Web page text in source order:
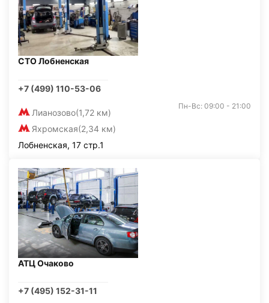
СТО Лобненская
+7 (499) 110-53-06
Лианозово(1,72 км)
Яхромская(2,34 км)
Пн-Вс: 09:00 - 21:00
Лобненская, 17 стр.1
АТЦ Очаково
+7 (495) 152-31-11